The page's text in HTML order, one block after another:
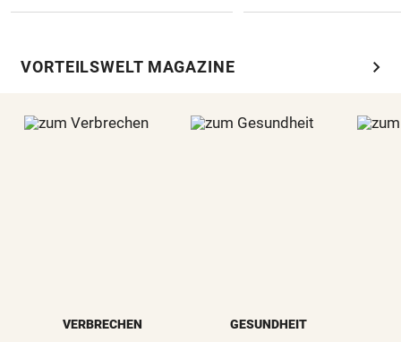
VORTEILSWELT MAGAZINE chevron_right
VERBRECHEN GESUNDHEIT